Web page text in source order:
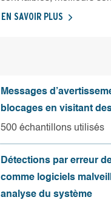
EN SAVOIR PLUS
Messages
blocages en visitant
500 échantillons utilisés
Détections par erreur
comme logiciels
analyse du système